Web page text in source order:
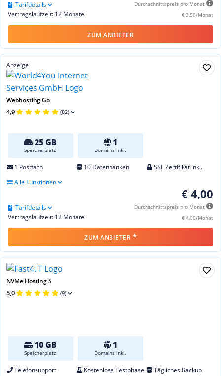
Durchschnittspreis pro Monat
€ 3,50/Monat
Vertragslaufzeit: 12 Monate
Tarifdetails
ZUM ANBIETER
Anzeige
Webhosting Go
4,9 (82)
25 GB
Speicherplatz
1
Domains inkl.
1 Postfach 10 Datenbanken
SSL Zertifikat inkl.
Alle Funktionen
€ 4,00
Durchschnittspreis pro Monat
€ 4,00/Monat
Vertragslaufzeit: 12 Monate
Tarifdetails
ZUM ANBIETER *
NVMe Hosting S
5,0 (9)
10 GB
Speicherplatz
1
Domains inkl.
Telefonsupport Kostenlose Testphase
Tägliches Backup